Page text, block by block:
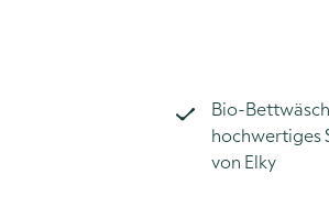
Bio-
hochwertiges
von Elky